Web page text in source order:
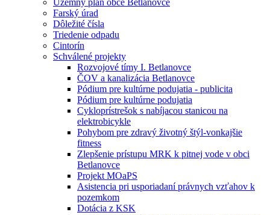
Územný plán obce Betlanovce
Farský úrad
Dôležité čísla
Triedenie odpadu
Cintorín
Schválené projekty
Rozvojové tímy I. Betlanovce
ČOV a kanalizácia Betlanovce
Pódium pre kultúrne podujatia - publicita
Pódium pre kultúrne podujatia
Cykloprístrešok s nabíjacou stanicou na
elektrobicykle
Pohybom pre zdravý životný štýl-vonkajšie
fitness
Zlepšenie prístupu MRK k pitnej vode v obci
Betlanovce
Projekt MOaPS
Asistencia pri usporiadaní právnych vzťahov k
pozemkom
Dotácia z KSK